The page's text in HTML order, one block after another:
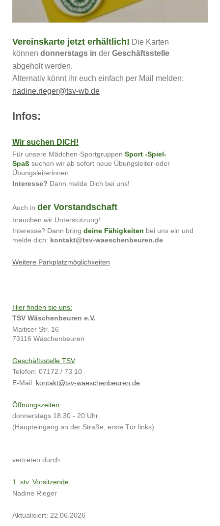
Vereinskarte jetzt erhältlich! Die Karten
können donnerstags in der Geschäftsstelle
abgeholt werden.
Alternativ könnt ihr euch einfach per Mail melden:
nadine.rieger@tsv-wb.de
Infos:
Wir suchen DICH!
Für unsere Mädchen-Sportgruppen Sport -Spiel-
Spaß suchen wir ab sofort neue Übungsleiter-oder
Übungsleiterinnen.
Interesse? Dann melde Dich bei uns!
Auch in der Vorstandschaft
brauchen wir Unterstützung!
Interesse? Dann bring deine Fähigkeiten bei uns ein und
melde dich: kontakt@tsv-waeschenbeuren.de
Weitere Parkplatzmöglichkeiten
Hier finden sie uns:
TSV Wäschenbeuren e.V.
Maitiser Str. 16
73116 Wäschenbeuren
Geschäftsstelle TSV:
Telefon: 07172 / 73 10
E-Mail: kontakt@tsv-waeschenbeuren.de
Öffnungszeiten:
donnerstags 18.30 - 20 Uhr
(Haupteingang an der Straße, erste Tür links)
vertreten durch:
1. stv. Vorsitzende:
Nadine Rieger
Aktualisiert: 22.06.2026